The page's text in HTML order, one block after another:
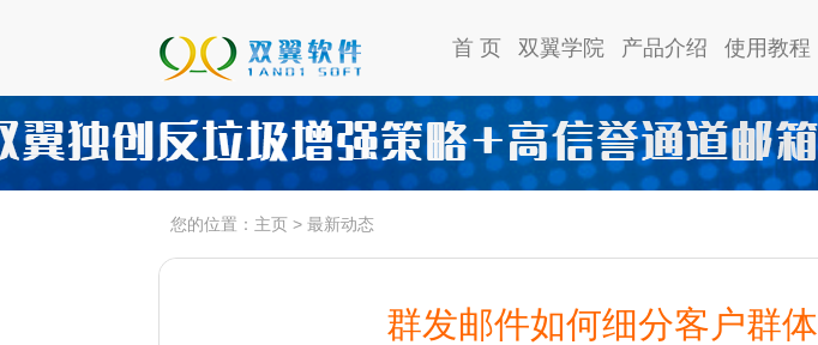
首 页 双翼学院 产品介绍 使用教程
您的位置： 主页 > 最新动态
群发邮件如何细分客户群体